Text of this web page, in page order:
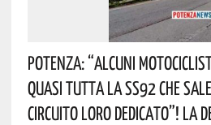
Potenza: “alcuni
Quasi Tutta La SS92 Che
Circuito Loro Dedicato”! La